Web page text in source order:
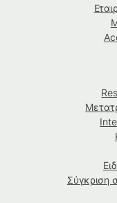
Σύγκριση